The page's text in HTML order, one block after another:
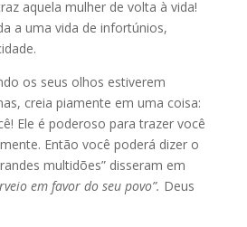
aquela mulher de volta à vida!
a uma vida de infortúnios,
os seus olhos estiverem
creia piamente em uma coisa:
Ele é poderoso para trazer você
Então você poderá dizer o
multidões” disseram em
em favor do seu povo”. Deus